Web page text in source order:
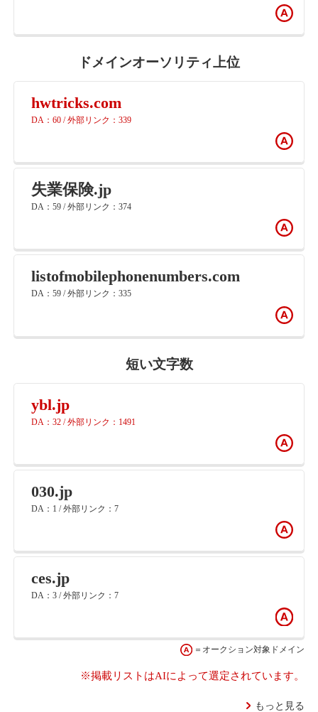
ドメインオーソリティ上位
hwtricks.com
DA：60 / 外部リンク：339
失業保険.jp
DA：59 / 外部リンク：374
listofmobilephonenumbers.com
DA：59 / 外部リンク：335
短い文字数
ybl.jp
DA：32 / 外部リンク：1491
030.jp
DA：1 / 外部リンク：7
ces.jp
DA：3 / 外部リンク：7
＝オークション対象ドメイン
※掲載リストはAIによって選定されています。
もっと見る